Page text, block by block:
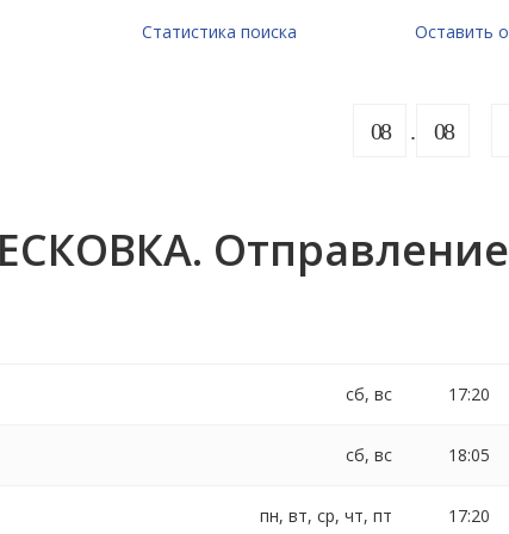
Статистика поиска Оставить
08 08
Отправление
сб, вс 17:20
сб, вс 18:05
пн, вт, ср, чт, пт 17:20